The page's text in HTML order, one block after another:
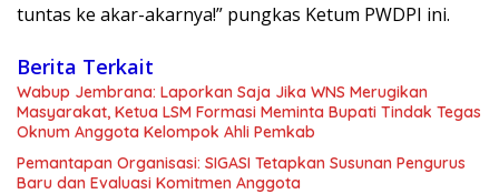
tuntas ke akar-akarnya!” pungkas Ketum PWDPI ini.
Berita Terkait
Wabup Jembrana: Laporkan Saja Jika WNS Merugikan
Masyarakat, Ketua LSM Formasi Meminta Bupati Tindak Tegas
Oknum Anggota Kelompok Ahli Pemkab
Pemantapan Organisasi: SIGASI Tetapkan Susunan Pengurus
Baru dan Evaluasi Komitmen Anggota